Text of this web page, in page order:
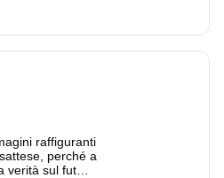
raffiguranti
perché a
verità sul fut…